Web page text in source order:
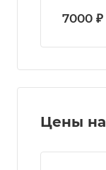
7000 ₽
Цены